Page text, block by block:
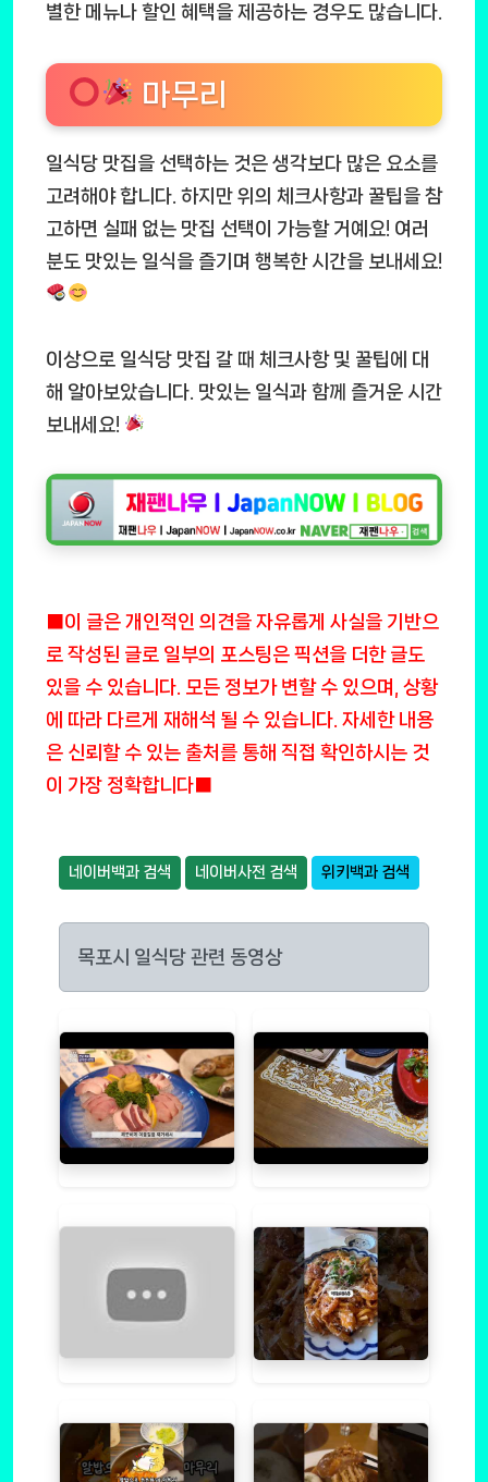
별한 메뉴나 할인 혜택을 제공하는 경우도 많습니다.
마무리
일식당 맛집을 선택하는 것은 생각보다 많은 요소를
고려해야 합니다. 하지만 위의 체크사항과 꿀팁을 참
고하면 실패 없는 맛집 선택이 가능할 거예요! 여러
분도 맛있는 일식을 즐기며 행복한 시간을 보내세요!
이상으로 일식당 맛집 갈 때 체크사항 및 꿀팁에 대
해 알아보았습니다. 맛있는 일식과 함께 즐거운 시간
보내세요!
■이 글은 개인적인 의견을 자유롭게 사실을 기반으
로 작성된 글로 일부의 포스팅은 픽션을 더한 글도
있을 수 있습니다. 모든 정보가 변할 수 있으며, 상황
에 따라 다르게 재해석 될 수 있습니다. 자세한 내용
은 신뢰할 수 있는 출처를 통해 직접 확인하시는 것
이 가장 정확합니다■
네이버백과 검색 네이버사전 검색 위키백과 검색
목포시 일식당 관련 동영상